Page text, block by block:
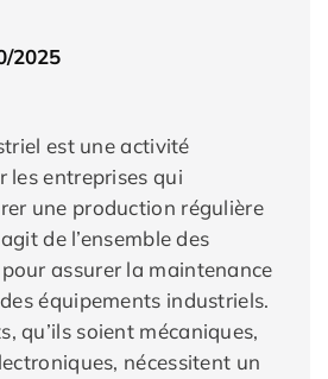
2025
est une activité
les entreprises qui
une production régulière
de l’ensemble des
assurer la maintenance
équipements industriels.
qu’ils soient mécaniques,
nécessitent un